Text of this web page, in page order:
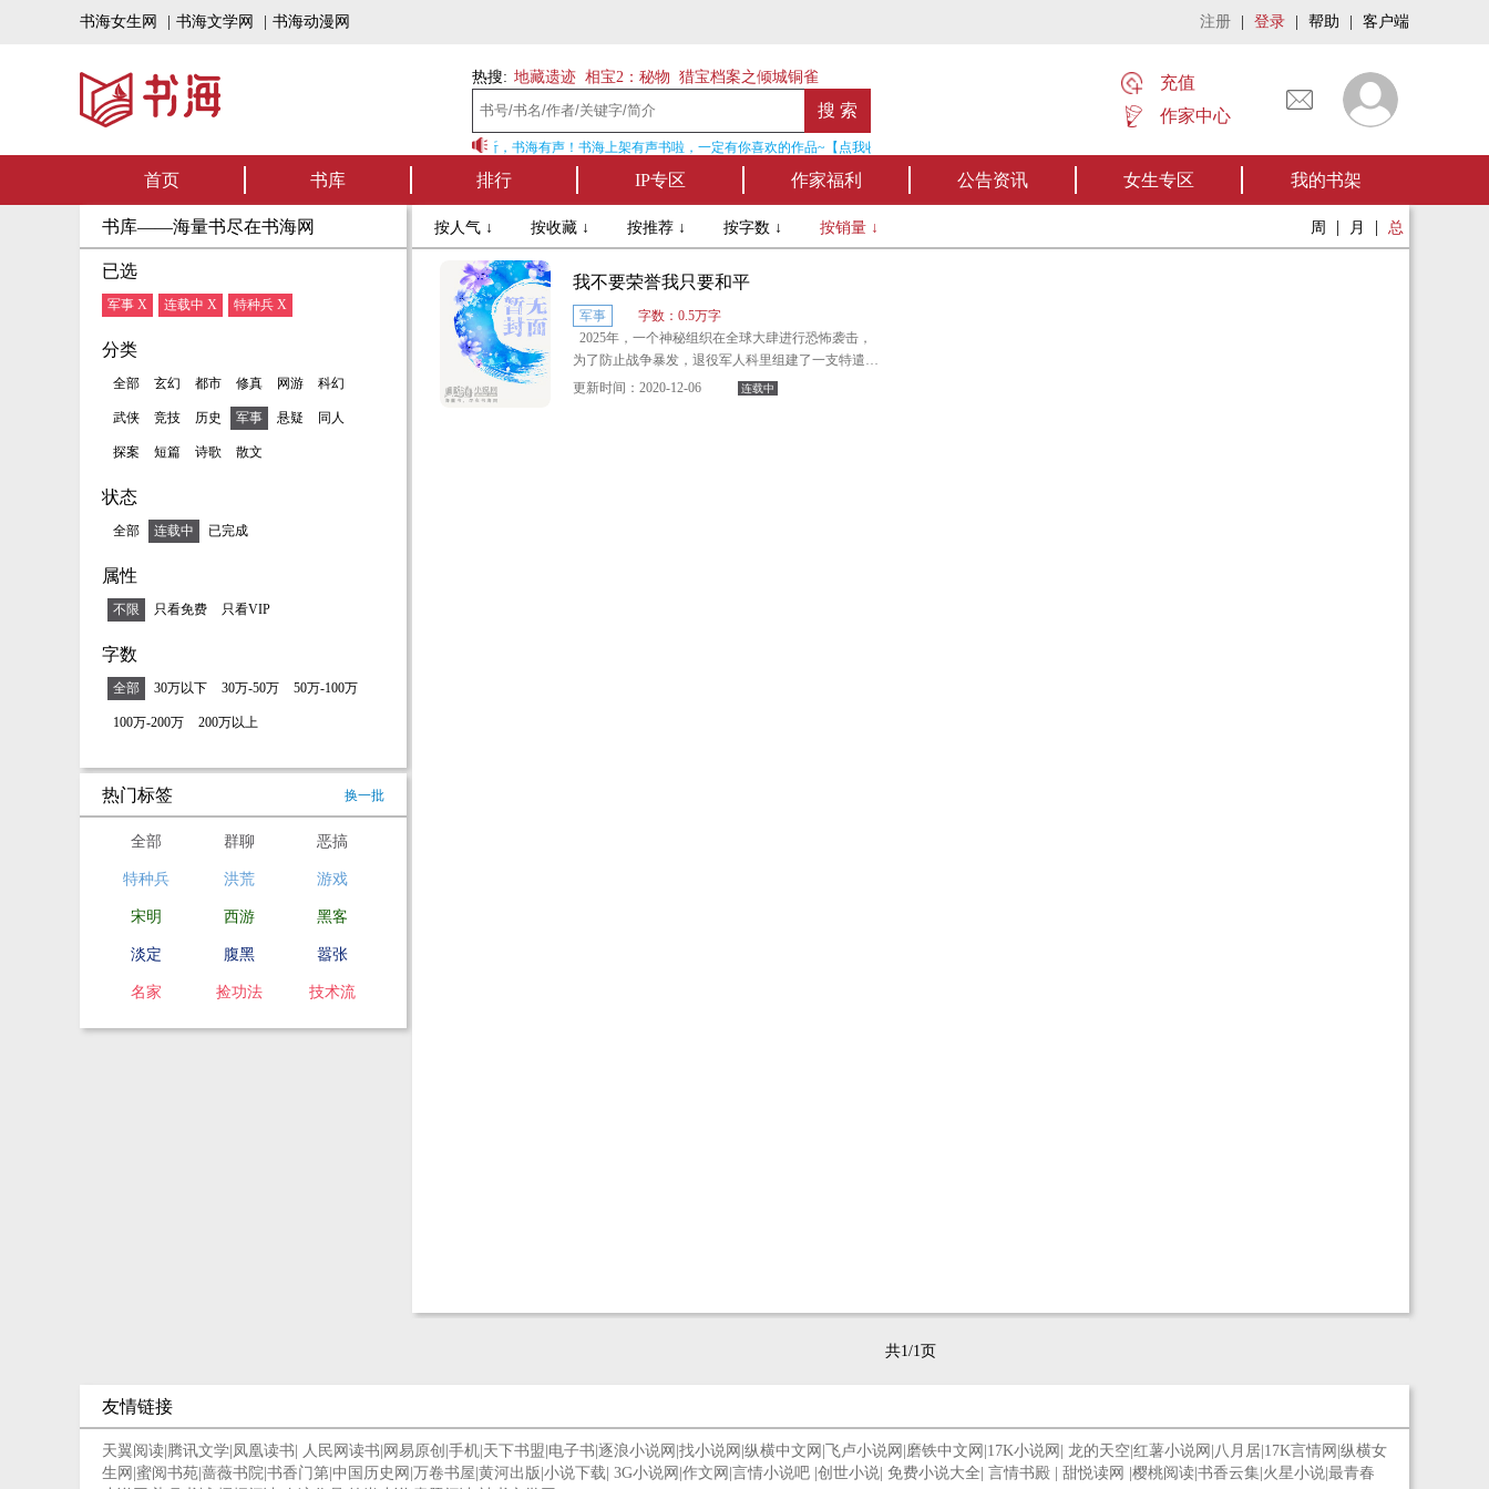
书海女生网 书海文学网 书海动漫网 注册 登录 帮助 客户端
热搜: 地藏遗迹 相宝2：秘物 猎宝档案之倾城铜雀
书海听书——好书可听，书海有声！书海上架有声书啦，一定有你喜欢的作品~【点我收听】
充值
作家中心
首页 书库 排行 IP专区 作家福利 公告资讯 女生专区 我的书架
书库——海量书尽在书海网
已选
军事 X 连载中 X 特种兵 X
分类
全部 玄幻 都市 修真 网游 科幻
武侠 竞技 历史 军事 悬疑 同人
探案 短篇 诗歌 散文
状态
全部 连载中 已完成
属性
不限 只看免费 只看VIP
字数
全部 30万以下 30万-50万 50万-100万
100万-200万 200万以上
热门标签 换一批
全部 群聊 恶搞
特种兵 洪荒 游戏
宋明 西游 黑客
淡定 腹黑 嚣张
名家 捡功法 技术流
按人气 ↓ 按收藏 ↓ 按推荐 ↓ 按字数 ↓ 按销量 ↓ 周 | 月 | 总
我不要荣誉我只要和平
军事
字数：0.5万字
2025年，一个神秘组织在全球大肆进行恐怖袭击，
为了防止战争暴发，退役军人科里组建了一支特遣
队，在世界各地进行火力压制与秘密行动
更新时间：2020-12-06 连载中
共1/1页
友情链接
天翼阅读 腾讯文学 凤凰读书 人民网读书 网易原创 手机 天下书盟 电子书 逐浪小说网 找小说网 纵横中文网 飞卢小说网 磨铁中文网 17K小说网 龙的天空 红薯小说网 八月居 17K言情网 纵横女
生网 蜜阅书苑 蔷薇书院 书香门第 中国历史网 万卷书屋 黄河出版 小说下载 3G小说网 作文网 言情小说吧 创世小说 免费小说大全 言情书殿 甜悦读网 樱桃阅读 书香云集 火星小说 最青春